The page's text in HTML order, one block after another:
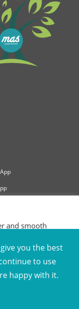
Reserved |
and smooth
tailored to
may visit the
"Accept All" if
you may
Settings".
you the best
to use
happy with it.